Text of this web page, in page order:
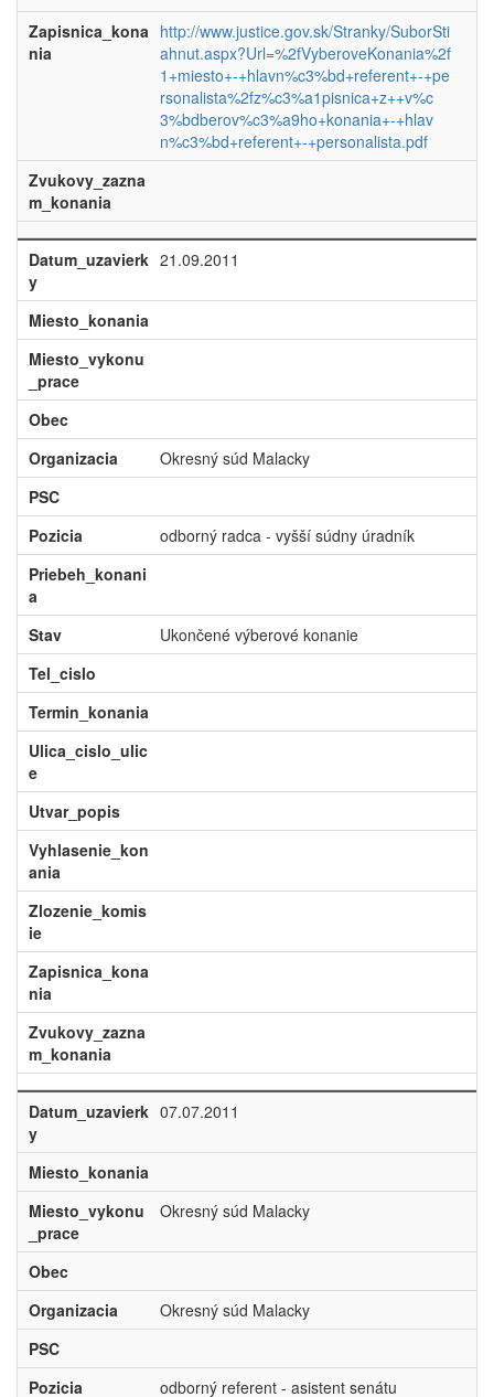
Zapisnica_kona
nia
http://www.justice.gov.sk/Stranky/SuborSti
ahnut.aspx?Url=%2fVyberoveKonania%2f
1+miesto+-+hlavn%c3%bd+referent+-+pe
rsonalista%2fz%c3%a1pisnica+z++v%c
3%bdberov%c3%a9ho+konania+-+hlav
n%c3%bd+referent+-+personalista.pdf
Zvukovy_zazna
m_konania
Datum_uzavierk
y
21.09.2011
Miesto_konania
Miesto_vykonu
_prace
Obec
Organizacia
Okresný súd Malacky
PSC
Pozicia
odborný radca - vyšší súdny úradník
Priebeh_konani
a
Stav
Ukončené výberové konanie
Tel_cislo
Termin_konania
Ulica_cislo_ulic
e
Utvar_popis
Vyhlasenie_kon
ania
Zlozenie_komis
ie
Zapisnica_kona
nia
Zvukovy_zazna
m_konania
Datum_uzavierk
y
07.07.2011
Miesto_konania
Miesto_vykonu
_prace
Okresný súd Malacky
Obec
Organizacia
Okresný súd Malacky
PSC
Pozicia
odborný referent - asistent senátu